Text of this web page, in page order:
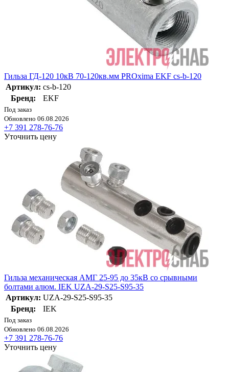
Гильза ГД-120 10кВ 70-120кв.мм PROxima EKF cs-b-120
Артикул: cs-b-120
Бренд:
EKF
Под заказ
Обновлено 06.08.2026
+7 391 278-76-76
Уточнить цену
Гильза механическая АМГ 25-95 до 35кВ со срывными
болтами алюм. IEK UZA-29-S25-S95-35
Артикул: UZA-29-S25-S95-35
Бренд:
IEK
Под заказ
Обновлено 06.08.2026
+7 391 278-76-76
Уточнить цену